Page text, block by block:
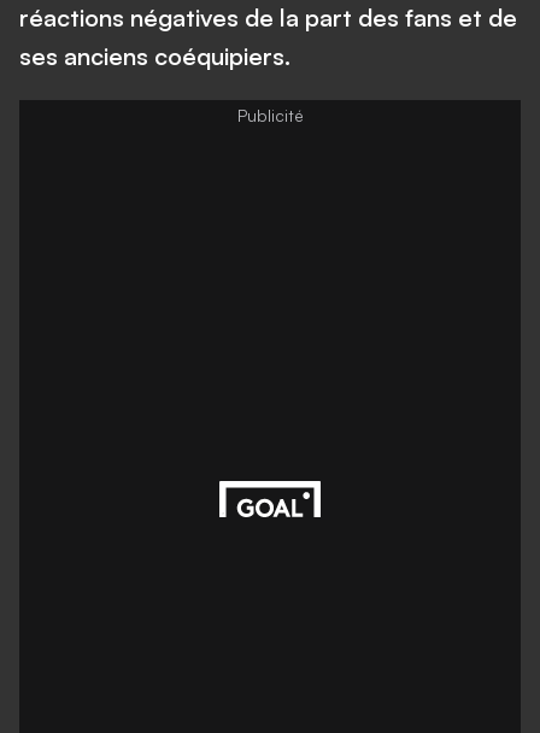
réactions négatives de la part des fans et de
ses anciens coéquipiers.